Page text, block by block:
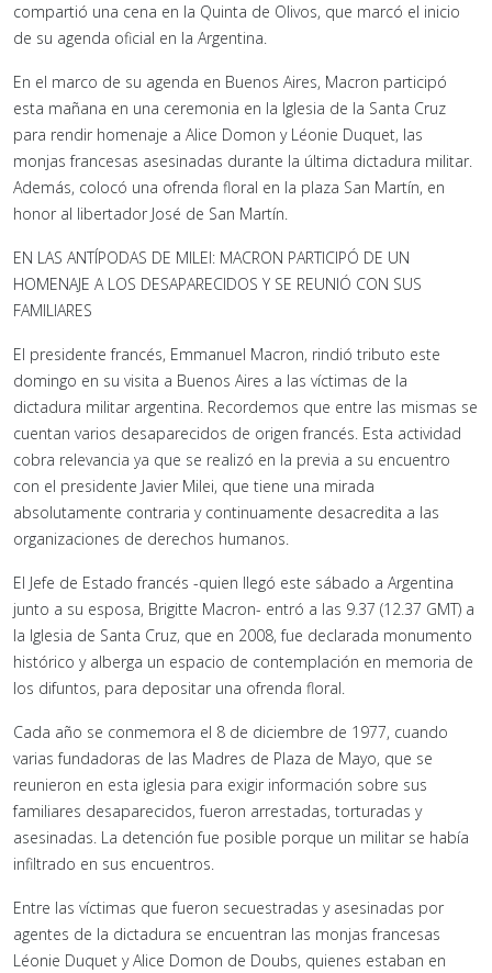
compartió una cena en la Quinta de Olivos, que marcó el inicio
de su agenda oficial en la Argentina.
En el marco de su agenda en Buenos Aires, Macron participó
esta mañana en una ceremonia en la Iglesia de la Santa Cruz
para rendir homenaje a Alice Domon y Léonie Duquet, las
monjas francesas asesinadas durante la última dictadura militar.
Además, colocó una ofrenda floral en la plaza San Martín, en
honor al libertador José de San Martín.
EN LAS ANTÍPODAS DE MILEI: MACRON PARTICIPÓ DE UN
HOMENAJE A LOS DESAPARECIDOS Y SE REUNIÓ CON SUS
FAMILIARES
El presidente francés, Emmanuel Macron, rindió tributo este
domingo en su visita a Buenos Aires a las víctimas de la
dictadura militar argentina. Recordemos que entre las mismas se
cuentan varios desaparecidos de origen francés. Esta actividad
cobra relevancia ya que se realizó en la previa a su encuentro
con el presidente Javier Milei, que tiene una mirada
absolutamente contraria y continuamente desacredita a las
organizaciones de derechos humanos.
El Jefe de Estado francés -quien llegó este sábado a Argentina
junto a su esposa, Brigitte Macron- entró a las 9.37 (12.37 GMT) a
la Iglesia de Santa Cruz, que en 2008, fue declarada monumento
histórico y alberga un espacio de contemplación en memoria de
los difuntos, para depositar una ofrenda floral.
Cada año se conmemora el 8 de diciembre de 1977, cuando
varias fundadoras de las Madres de Plaza de Mayo, que se
reunieron en esta iglesia para exigir información sobre sus
familiares desaparecidos, fueron arrestadas, torturadas y
asesinadas. La detención fue posible porque un militar se había
infiltrado en sus encuentros.
Entre las víctimas que fueron secuestradas y asesinadas por
agentes de la dictadura se encuentran las monjas francesas
Léonie Duquet y Alice Domon de Doubs, quienes estaban en